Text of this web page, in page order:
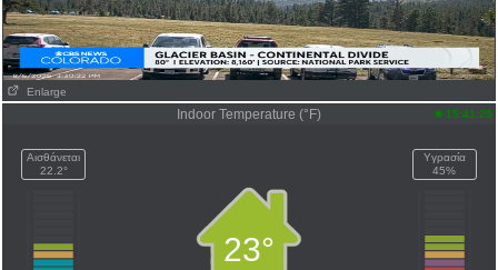
Enlarge
Indoor Temperature (°F) 15:41:25
Αισθάνεται
22.2°
23°
Υγρασία
45%